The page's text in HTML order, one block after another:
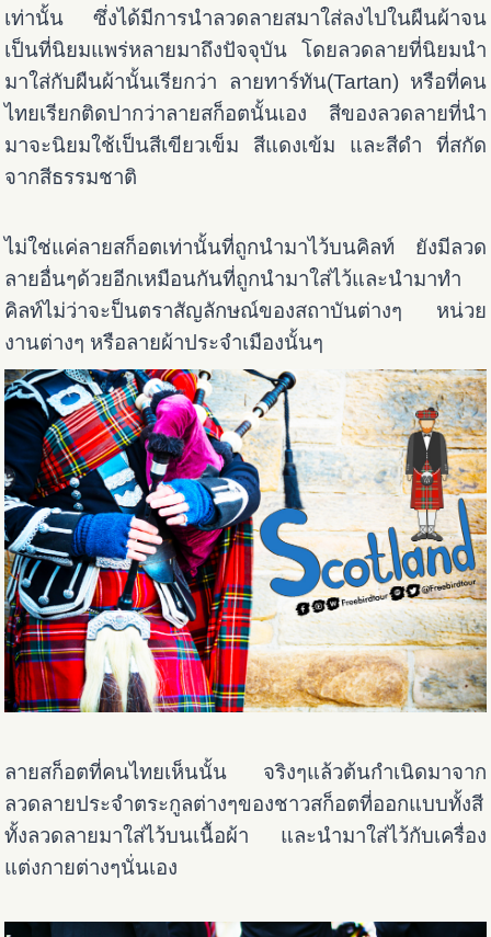
เท่านั้น ซึ่งได้มีการนำลวดลายสมาใส่ลงไปในผืนผ้าจน
เป็นที่นิยมแพร่หลายมาถึงปัจจุบัน โดยลวดลายที่นิยมนำ
มาใส่กับผืนผ้านั้นเรียกว่า ลายทาร์ทัน(Tartan) หรือที่คน
ไทยเรียกติดปากว่าลายสก็อตนั้นเอง สีของลวดลายที่นำ
มาจะนิยมใช้เป็นสีเขียวเข็ม สีแดงเข้ม และสีดำ ที่สกัด
จากสีธรรมชาติ
ไม่ใช่แค่ลายสก็อตเท่านั้นที่ถูกนำมาไว้บนคิลท์ ยังมีลวด
ลายอื่นๆด้วยอีกเหมือนกันที่ถูกนำมาใส่ไว้และนำมาทำ
คิลท์ไม่ว่าจะป็นตราสัญลักษณ์ของสถาบันต่างๆ หน่วย
งานต่างๆ หรือลายผ้าประจำเมืองนั้นๆ
ลายสก็อตที่คนไทยเห็นนั้น จริงๆแล้วต้นกำเนิดมาจาก
ลวดลายประจำตระกูลต่างๆของชาวสก็อตที่ออกแบบทั้งสี
ทั้งลวดลายมาใส่ไว้บนเนื้อผ้า และนำมาใส่ไว้กับเครื่อง
แต่งกายต่างๆนั่นเอง